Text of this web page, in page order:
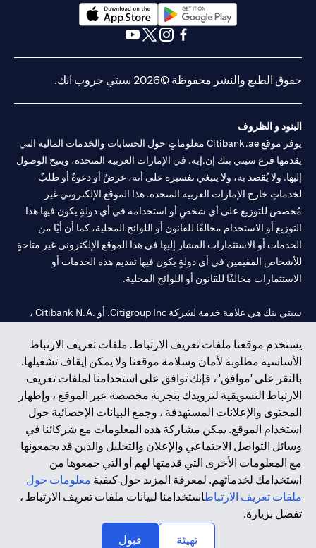
يستخدم موقعنا ملفات تعريف الارتباط. ملفات تعريف الارتباط
الأساسية مطلوبة لأمان وسلامة موقعنا ولا يمكن إيقاف تشغيلها.
بالنقر على 'موافق' ، فإنك توافق على استخدامنا لملفات تعريف
الارتباط التسويقية لتزويدك بتجربة مخصصة عبر الموقع ، وإظهار
المحتوى والإعلانات المستهدفة ، وجمع البيانات الإحصائية حول
استخدام الموقع. يمكن مشاركة هذه المعلومات مع شركائنا في
وسائل التواصل الاجتماعي والإعلان والتحليل والذين قد يجمعونها
مع المعلومات الأخرى التي قدمتها لهم أو التي جمعوها من
استخدامك لخدماتهم. لمعرفة المزيد حول كيفية معلومات حول
ملفات تعريف الارتباطاستخدامنا لبيانات ملفات تعريف الارتباط ،
تفضل بزيارة.
تهيئة
قبول
opens in a new tab
opens in a new tab
حقوق الطبع والنشر محفوظة ©2026 سيتي جروب انك.
البنود و الظروف
يوفر موقع Citibank.ae معلوماتٍ حول الحسابات والخدمات المالية التي
يقدمها فرع سيتي بنك إن.إيه. في الإمارات العربية المتحدة، ويتيح الوصول
إليها. ولا يُقصد به، ولا ينبغي تفسيره على أنه، عرضٌ أو دعوةٌ أو طلبٌ
لخدماتٍ خارج الإمارات العربية المتحدة. هذا الموقع الإلكتروني غير
مُخصص للتوزيع على أي شخصٍ أو استخدامه في أي دولةٍ يكون فيها هذا
التوزيع أو الاستخدام مخالفًا للقانون أو اللوائح المحلية، كما أن أيًا من
الخدمات أو الاستثمارات المشار إليها في هذا الموقع الإلكتروني غير متاحةٍ
للأشخاص المقيمين في أي دولةٍ يكون فيها تقديم هذه الخدمات أو
الاستثمارات مخالفًا للقانون أو اللوائح المحلية.
سيتي بنك هي علامة خدمة لشركة Citigroup Inc. أو .Citibank N.A ،
سيتي بنك إن. إيه. الإمارات مسجل لدى مصرف الإمارات المركزي تحت
أرقام التراخيص 202563 لفرع الوصل في دبي، 531989 لفرع مول
الإمارات في دبي، و CN-1002019 لفرع أبوظبي. هاتف: 4000 311 04.
فرع سيتي بنك إن إيه - الإمارات العربية المتحدة مرخص من مصرف
الإمارات العربية المتحدة المركزي كفرع لبنك أجنبي.
سيتي بنك إن إيه الإمارات العربية المتحدة مرخص من هيئة الأوراق المالية
والسلع في الإمارات العربية المتحدة ("SCA") للقيام بالنشاط المالي لـ أ)
الاستشارات المالية والتعريف والترويج بموجب ترخيص رقم
20200000097 ب) وسيط تداول في الأسواق الدولية بموجب ترخيص